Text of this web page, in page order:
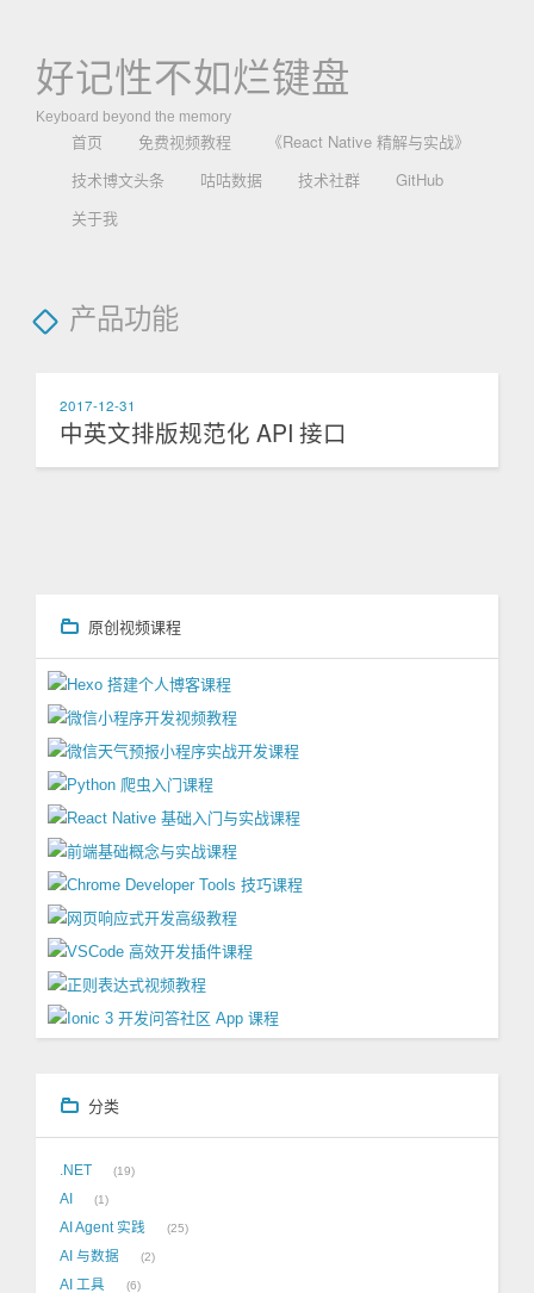
好记性不如烂键盘
Keyboard beyond the memory
首页 免费视频教程
《React Native 精解与实战》
技术博文头条
咕咕数据 技术社群
GitHub
关于我
产品功能
2017-12-31
中英文排版规范化 API 接口
原创视频课程
分类
.NET 19
AI 1
AI Agent 实践 25
AI 与数据 2
AI 工具 6